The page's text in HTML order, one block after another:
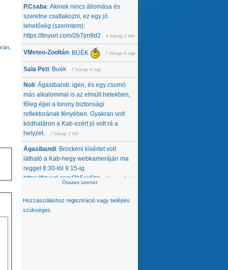
P.Csaba: Akinek nincs állomása és
szeretne csatlakozni, ez egy jó
lehetőség (szerintem):
https://tinyurl.com/2b7jm9d2
4 hónap 2 hét
VMeteo-Zooltán: BÚÉK 7 hónap 6 nap
Sala Peti: Buék 7 hónap 6 nap
Noli: Ágasibandi: igen, és egy csomó
más alkalommal is az elmúlt hetekben,
főleg éjjel a torony biztonsági
reflektorának fényében. Gyakran volt
ködhatáron a Kab ezért jó volt rá a
helyzet.
7 hónap 2 hét
Ágasibandi: Brockeni kísértet volt
látható a Kab-hegy webkameráján ma
reggel 8:30-tól 9:15-ig
https://tinyurl.com/2b5ex6bk
7 hónap 2 hét
hanem egész közép-kelet európai
térségből. Az Alpokban alig van hó -
Összes üzenet
Hozzászóláshoz regisztráció vagy belépés
szükséges.